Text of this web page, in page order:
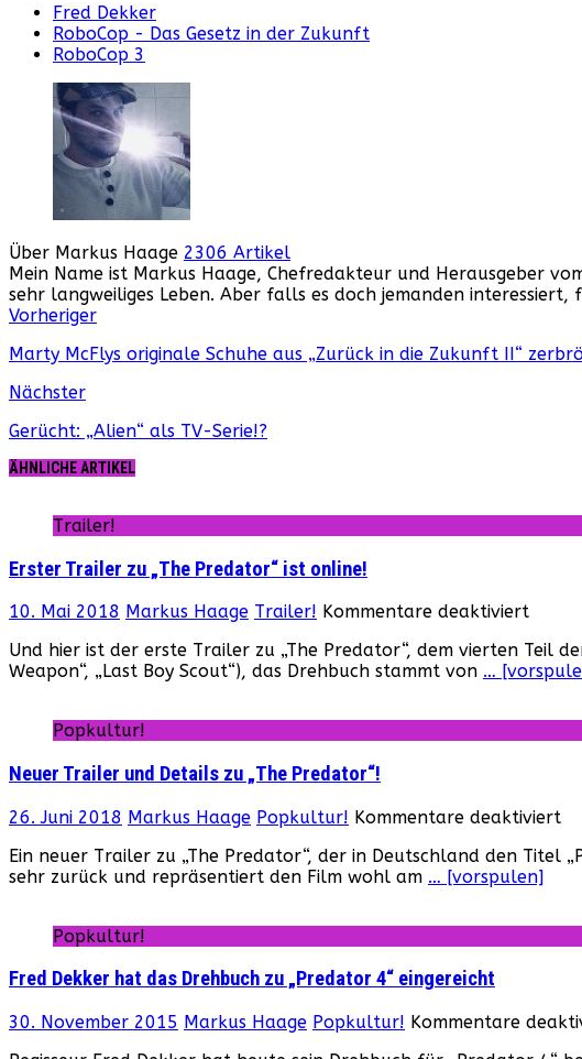
Fred Dekker
RoboCop - Das Gesetz in der Zukunft
RoboCop 3
Über Markus Haage 2306 Artikel
Mein Name ist Markus Haage, Chefredakteur und Herausgeber
sehr langweiliges Leben. Aber falls es doch jemanden interessiert,
Webseite
Facebook
Instagram
YouTube
Vorheriger
Marty McFlys originale Schuhe aus „Zurück in die Zukunft II“
Nächster
Gerücht: „Alien“ als TV-Serie!?
ÄHNLICHE ARTIKEL
Trailer!
Erster Trailer zu „The Predator“ ist online!
10. Mai 2018 Markus Haage Trailer! Kommentare deaktiviertfür
zu
ist
Und hier ist der erste Trailer zu „The Predator“, dem vierten Teil
Weapon“, „Last Boy Scout“), das Drehbuch stammt von …
Popkultur!
Neuer Trailer und Details zu „The Predator“!
26. Juni 2018 Markus Haage Popkultur! Kommentare deaktiviert
Ein neuer Trailer zu „The Predator“, der in Deutschland den
sehr zurück und repräsentiert den Film wohl am … [vorspulen]
Popkultur!
Fred Dekker hat das Drehbuch zu „Predator 4“ eingereicht
30. November 2015 Markus Haage Popkultur! Kommentare